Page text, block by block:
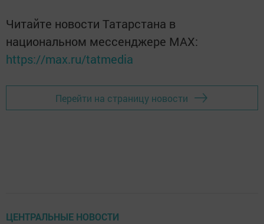
Читайте новости Татарстана в
национальном мессенджере MАХ:
https://max.ru/tatmedia
Перейти на страницу новости
ЦЕНТРАЛЬНЫЕ НОВОСТИ